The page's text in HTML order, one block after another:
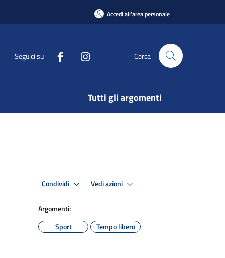
Accedi all'area personale
Seguici su Cerca
Tutti gli argomenti
Condividi Vedi azioni
Argomenti:
Sport
Tempo libero